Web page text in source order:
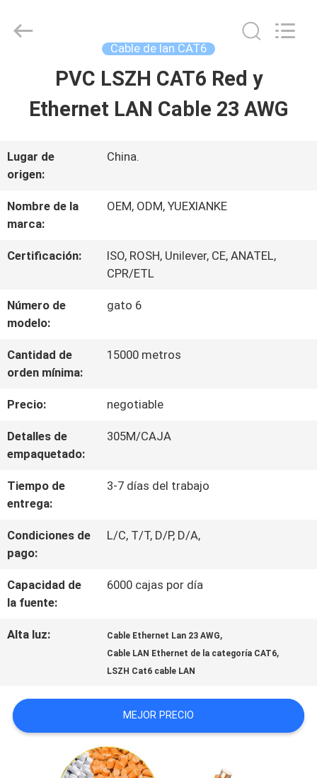
HOGAR
VIDEOS
SOBRE
NOSOTROS
VIAJE
DE
LA
FÁBRICA
CONTROL
DE
EN
CONTACTO
NOTICIAS
CASOS
Cable
Industry
Cable de lan CAT6
PVC LSZH CAT6 Red y
Ethernet LAN Cable 23 AWG
Lugar de
origen:
China.
Nombre de la
marca:
OEM, ODM, YUEXIANKE
Certificación:
ISO, ROSH, Unilever, CE, ANATEL,
CPR/ETL
Número de
modelo:
gato 6
Cantidad de
orden mínima:
15000 metros
Precio: negotiable
Detalles de
empaquetado:
305M/CAJA
Tiempo de
entrega:
3-7 días del trabajo
Condiciones de
pago:
L/C, T/T, D/P, D/A,
Capacidad de
la fuente:
6000 cajas por día
Alta luz: Cable Ethernet Lan 23 AWG,
Cable LAN Ethernet de la categoría CAT6,
LSZH Cat6 cable LAN
MEJOR PRECIO